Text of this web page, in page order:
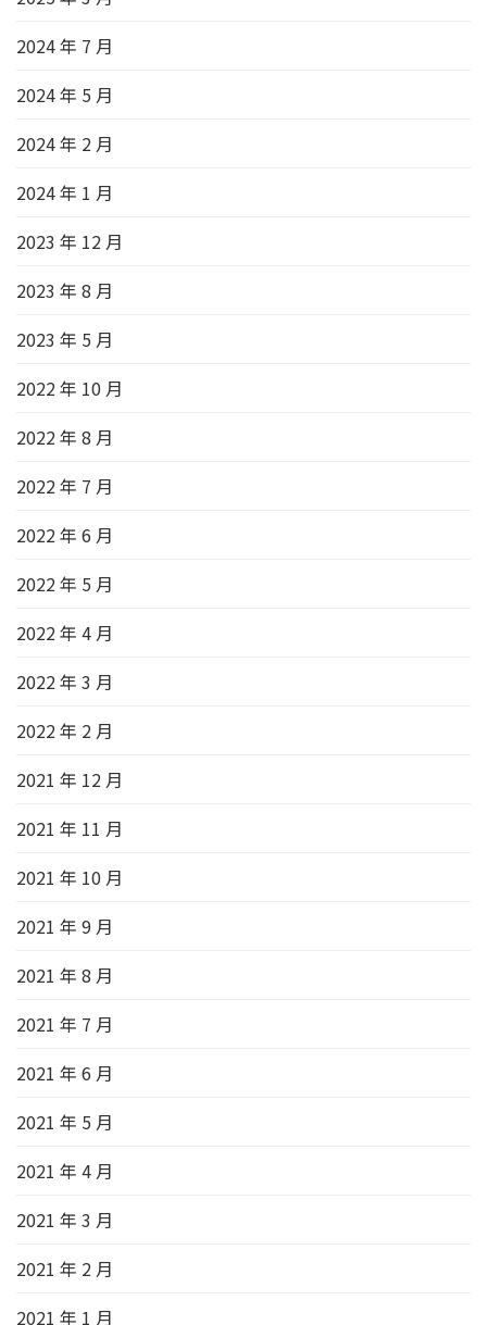
2024 年 7 月
2024 年 5 月
2024 年 2 月
2024 年 1 月
2023 年 12 月
2023 年 8 月
2023 年 5 月
2022 年 10 月
2022 年 8 月
2022 年 7 月
2022 年 6 月
2022 年 5 月
2022 年 4 月
2022 年 3 月
2022 年 2 月
2021 年 12 月
2021 年 11 月
2021 年 10 月
2021 年 9 月
2021 年 8 月
2021 年 7 月
2021 年 6 月
2021 年 5 月
2021 年 4 月
2021 年 3 月
2021 年 2 月
2021 年 1 月